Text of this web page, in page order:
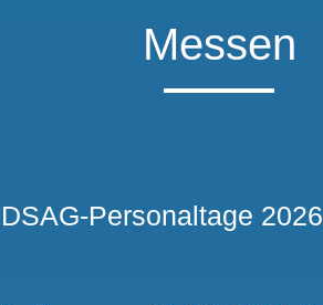
Messen
DSAG-Personaltage 2026